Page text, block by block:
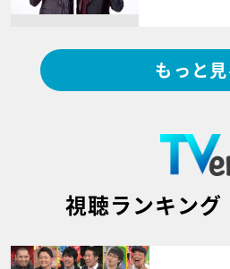
もっと見
視聴ランキング